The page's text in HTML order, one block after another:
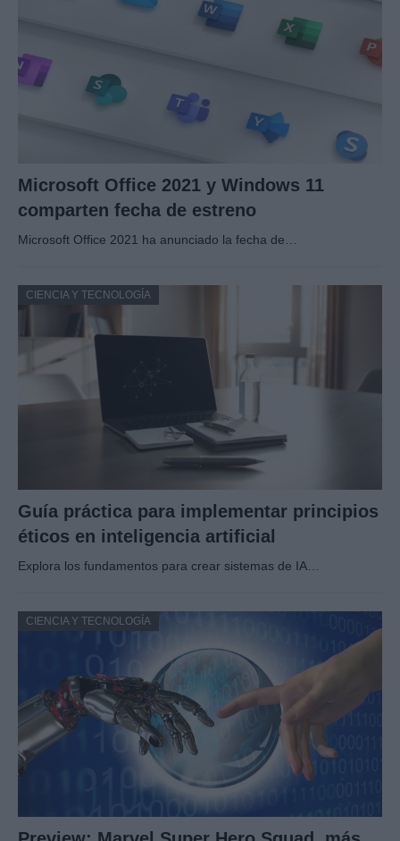
Microsoft Office 2021 y Windows 11
comparten fecha de estreno
Microsoft Office 2021 ha anunciado la fecha de…
CIENCIA Y TECNOLOGÍA
Guía práctica para implementar principios
éticos en inteligencia artificial
Explora los fundamentos para crear sistemas de IA…
CIENCIA Y TECNOLOGÍA